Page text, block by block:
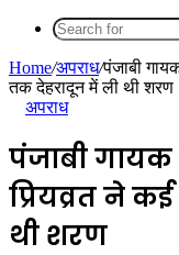
Home/अपराध/पंजाबी
तक देहरादून में ली थी शरण
अपराध
पंजाबी गायक
प्रियव्रत ने
थी शरण